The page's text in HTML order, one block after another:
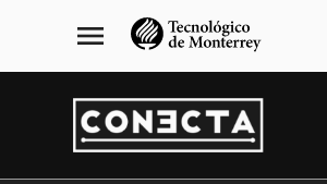
navegación
principal
menu